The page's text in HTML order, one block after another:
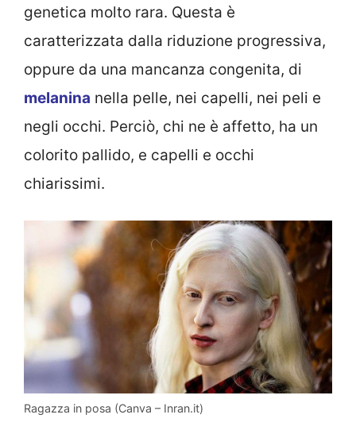
genetica molto rara. Questa è
caratterizzata dalla riduzione progressiva,
oppure da una mancanza congenita, di
melanina nella pelle, nei capelli, nei peli e
negli occhi. Perciò, chi ne è affetto, ha un
colorito pallido, e capelli e occhi
chiarissimi.
Ragazza in posa (Canva – Inran.it)